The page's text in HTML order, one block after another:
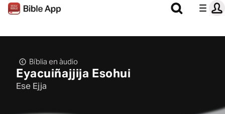
Bíblia en àudio
Eyacuiñajjija Esohui
Ese Ejja